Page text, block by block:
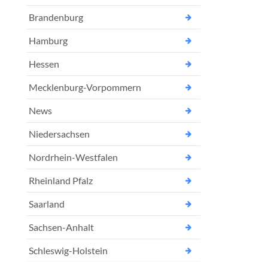
Brandenburg
Hamburg
Hessen
Mecklenburg-Vorpommern
News
Niedersachsen
Nordrhein-Westfalen
Rheinland Pfalz
Saarland
Sachsen-Anhalt
Schleswig-Holstein